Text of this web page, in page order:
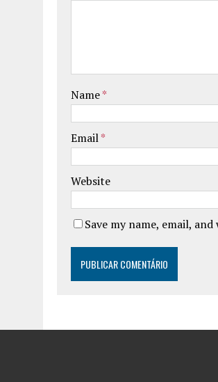
Name*
Email*
Website
Save my name, email,